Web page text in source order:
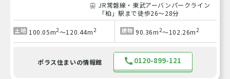
JR常磐線・東武アーバンパークライン
「柏」駅まで徒歩26～28分
土地 100.05m2～120.44m2 建物 90.36m2～102.26m2
ポラス住まいの情報館 0120-899-121